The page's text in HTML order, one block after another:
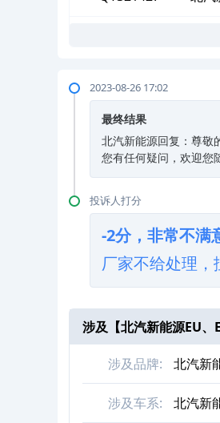
2023-08-26 17:02
最终结果
北汽新能源回复：尊敬
您有任何疑问，欢迎您
投诉人打分
-2分，非常不满
厂家不给处理，
涉及【北汽新能源EU、
涉及品牌: 北汽新
涉及车系: 北汽新